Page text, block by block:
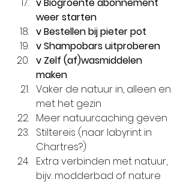
weer starten
v Bestellen bij pieter pot
v Shampobars uitproberen
v Zelf (af)wasmiddelen
maken
Vaker de natuur in, alleen en
met het gezin
Meer natuurcaching geven
Stiltereis (naar labyrint in
Chartres?)
Extra verbinden met natuur,
bijv. modderbad of nature